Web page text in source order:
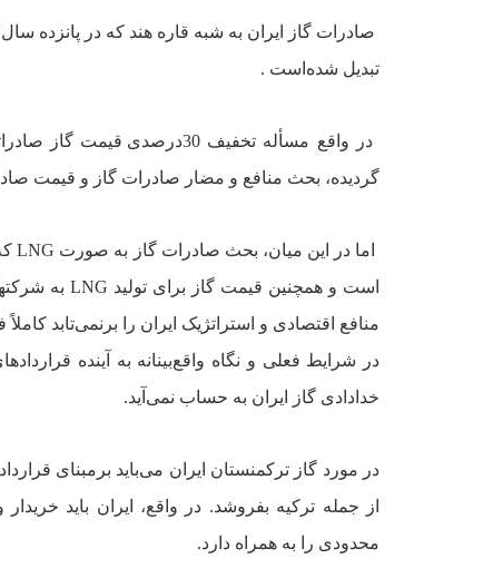
صادرات گاز ايران به شبه قاره هند که در پانزده
تبديل شده‌است .
در واقع مسأله تخفيف
گرديده،‌ بحث منافع و مضار صادرات گاز و قيمت
اما در اين ميان، بحث صادرات گاز به صورت LNG
است و همچنين قيمت گاز براى توليد LNG به
منافع اقتصادى و استراتژيک ايران را برنمى‌تابد
در شرايط فعلى و نگاه واقع‌بينانه به آينده
خدادادى گاز ايران به حساب نمى‌آيد.
در مورد گاز ترکمنستان ايران مى‌بايد برمبناى
از جمله ترکيه بفروشد. در واقع، ايران بايد
محدودى را به همراه دارد.